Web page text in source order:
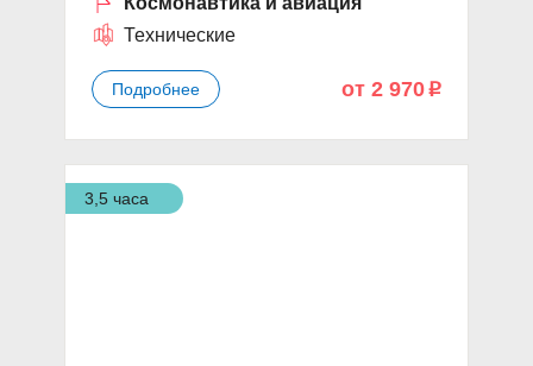
Технические
Подробнее от 2 970 p
3,5 часа